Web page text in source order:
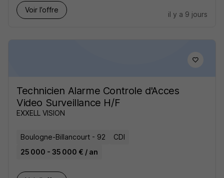
Voir l’offre
il y a 9 jours
Technicien Alarme Controle d'Acces
Video Surveillance H/F
EXXELL VISION
Boulogne-Billancourt - 92
CDI
25 000 - 35 000 € / an